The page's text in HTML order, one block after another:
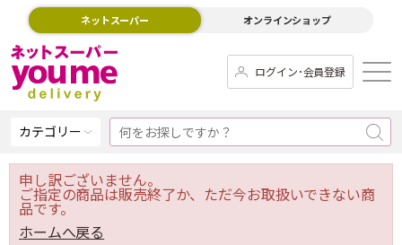
ネットスーパー オンラインショップ
ログイン･会員登録
カテゴリー
申し訳ございません。
ご指定の商品は販売終了か、ただ今お取扱いできない商
品です。
ホームへ戻る